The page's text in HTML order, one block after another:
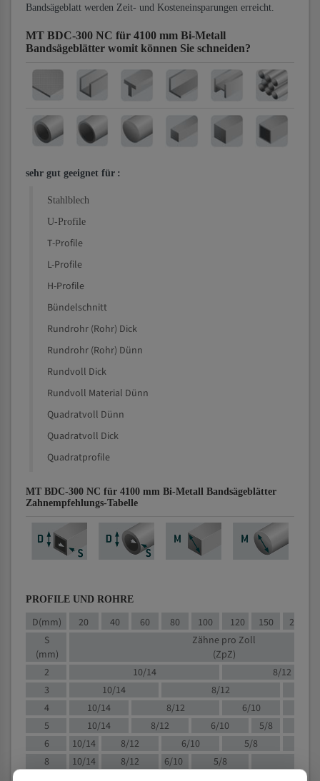
Bandsägeblatt werden Zeit- und Kosteneinsparungen erreicht.
MT BDC-300 NC für 4100 mm Bi-Metall
Bandsägeblätter womit können Sie schneiden?
sehr gut geeignet für :
Stahlblech
U-Profile
T-Profile
L-Profile
H-Profile
Bündelschnitt
Rundrohr (Rohr) Dick
Rundrohr (Rohr) Dünn
Rundvoll Dick
Rundvoll Material Dünn
Quadratvoll Dünn
Quadratvoll Dick
Quadratprofile
MT BDC-300 NC für 4100 mm Bi-Metall Bandsägeblätter
Zahnempfehlungs-Tabelle
PROFILE UND ROHRE
D(mm) 20 40 60 80 100 120 150 200
S
(mm)
Zähne pro Zoll
(ZpZ)
2
10/14
8/12
3
10/14 8/12
4
10/14 8/12 6/10
5
10/14 8/12 6/10
5/8
6
10/14 8/12 6/10
5/8
8
10/14 8/12 6/10 5/8